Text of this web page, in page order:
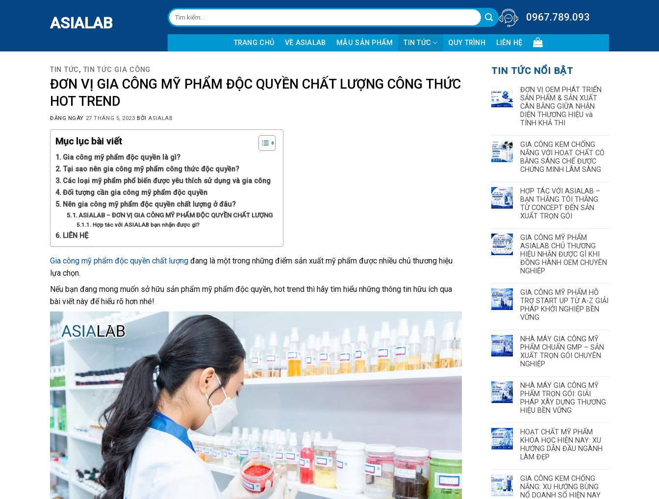
ASIALAB
Tìm
kiếm:
0967.789.093
TRANG CHỦ VỀ ASIALAB MẪU SẢN PHẨM TIN TỨC QUY TRÌNH LIÊN HỆ
TIN TỨC,TIN TỨC GIA CÔNG
ĐƠN VỊ GIA CÔNG MỸ PHẨM ĐỘC QUYỀN CHẤT LƯỢNG CÔNG THỨC
HOT TREND
ĐĂNG NGÀY 27 THÁNG 5, 2023 BỞIASIALAB
Mục lục bài viết
Gia công mỹ phẩm độc quyền là gì?
Tại sao nên gia công mỹ phẩm công thức độc quyền?
Các loại mỹ phẩm phổ biến được yêu thích sử dụng và gia công
Đối tượng cần gia công mỹ phẩm độc quyền
Nên gia công mỹ phẩm độc quyền chất lượng ở đâu?
ASIALAB – ĐƠN VỊ GIA CÔNG MỸ PHẨM ĐỘC QUYỀN CHẤT LƯỢNG
Hợp tác với ASIALAB bạn nhận được gì?
LIÊN HỆ
Gia công mỹ phẩm độc quyền chất lượng đang là một trong những điểm sản xuất mỹ phẩm được nhiều chủ thương hiệu
lựa chọn.
Nếu bạn đang mong muốn sở hữu sản phẩm mỹ phẩm độc quyền, hot trend thì hãy tìm hiểu những thông tin hữu ích qua
bài viết này để hiểu rõ hơn nhé!
TIN TỨC NỔI BẬT
ĐƠN VỊ OEM PHÁT TRIỂN
SẢN PHẨM & SẢN XUẤT
CÂN BẰNG GIỮA NHẬN
DIỆN THƯƠNG HIỆU và
TÍNH KHẢ THI
GIA CÔNG KEM CHỐNG
NẮNG VỚI HOẠT CHẤT CÓ
BẰNG SÁNG CHẾ ĐƯỢC
CHỨNG MINH LÂM SÀNG
HỢP TÁC VỚI ASIALAB –
BẠN THẮNG TÔI THẮNG
TỪ CONCEPT ĐẾN SẢN
XUẤT TRỌN GÓI
GIA CÔNG MỸ PHẨM
ASIALAB CHỦ THƯƠNG
HIỆU NHẬN ĐƯỢC GÌ KHI
ĐỒNG HÀNH OEM CHUYÊN
NGHIỆP
GIA CÔNG MỸ PHẨM HỖ
TRỢ START UP TỪ A-Z GIẢI
PHÁP KHỞI NGHIỆP BỀN
VỮNG
NHÀ MÁY GIA CÔNG MỸ
PHẨM CHUẨN GMP – SẢN
XUẤT TRỌN GÓI CHUYÊN
NGHIỆP
NHÀ MÁY GIA CÔNG MỸ
PHẨM TRỌN GÓI: GIẢI
PHÁP XÂY DỰNG THƯƠNG
HIỆU BỀN VỮNG
HOẠT CHẤT MỸ PHẨM
KHOA HỌC HIỆN NAY: XU
HƯỚNG DẪN ĐẦU NGÀNH
LÀM ĐẸP
GIA CÔNG KEM CHỐNG
NẮNG: XU HƯỚNG BÙNG
NỔ DOANH SỐ HIỆN NAY